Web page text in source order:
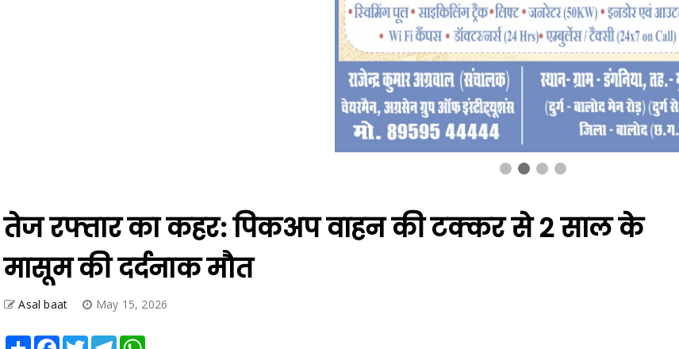
तेज रफ्तार का कहर: पिकअप वाहन की टक्कर से 2 साल के
मासूम की दर्दनाक मौत
Asal baat May 15, 2026
Share Facebook
Twitter Telegram